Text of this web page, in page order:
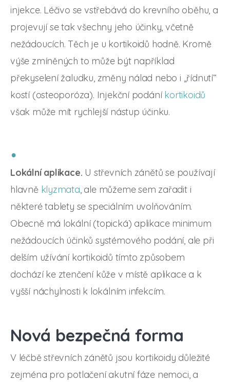
injekce. Léčivo se vstřebává do krevního oběhu, a
projevují se tak všechny jeho účinky, včetně
nežádoucích. Těch je u kortikoidů hodně. Kromě
výše zmíněných to může být například
překyselení žaludku, změny nálad nebo i „řídnutí“
kostí (osteoporóza). Injekční podání kortikoidů
však může mít rychlejší nástup účinku.
Lokální aplikace. U střevních zánětů se používají
hlavně klyzmata, ale můžeme sem zařadit i
některé tablety se speciálním uvolňováním.
Obecně má lokální (topická) aplikace minimum
nežádoucích účinků systémového podání, ale při
delším užívání kortikoidů tímto způsobem
dochází ke ztenčení kůže v místě aplikace a k
vyšší náchylnosti k lokálním infekcím.
Nová bezpečná forma
V léčbě střevních zánětů jsou kortikoidy důležité
zejména pro potlačení akutní fáze nemoci, a